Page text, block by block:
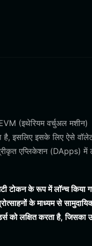
(इथेरियम वर्चुअल मशीन)
है, इसलिए इसके लिए ऐसे
एप्लिकेशन (DApps) में
टोकन के रूप में लॉन्च किया
के माध्यम से
लक्षित करता है, जिसका